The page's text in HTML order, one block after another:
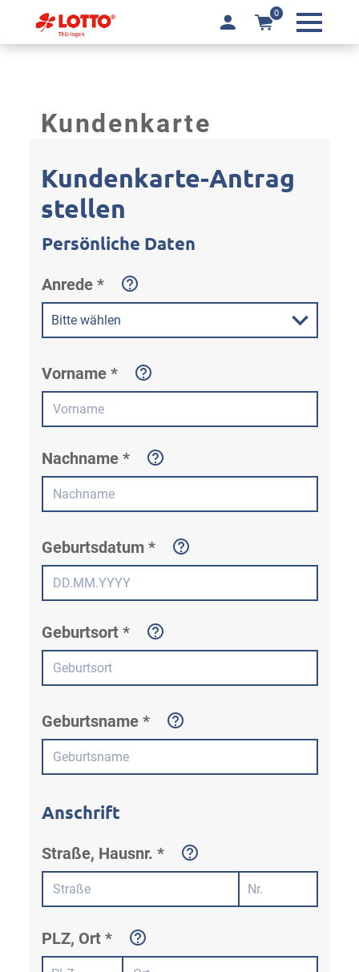
0
Kundenkarte
Kundenkarte-Antrag
stellen
Persönliche Daten
Anrede *
Vorname *
Nachname *
Geburtsdatum *
Geburtsort *
Geburtsname *
Anschrift
Straße, Hausnr. *
PLZ, Ort *